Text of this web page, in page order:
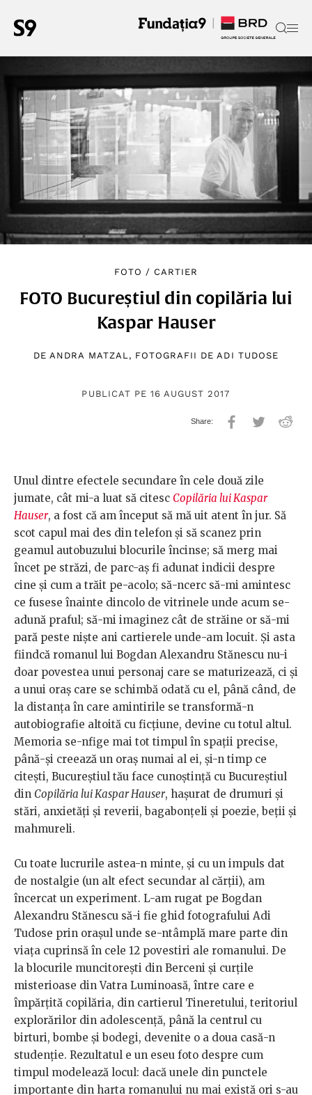
FOTO / CARTIER
FOTO Bucureștiul din copilăria lui
Kaspar Hauser
DEANDRA MATZAL, FOTOGRAFII DEADI TUDOSE
PUBLICAT PE 16 AUGUST 2017
Unul dintre efectele secundare în cele două zile
jumate, cât mi-a luat să citesc Copilăria lui Kaspar
Hauser, a fost că am început să mă uit atent în jur. Să
scot capul mai des din telefon și să scanez prin
geamul autobuzului blocurile încinse; să merg mai
încet pe străzi, de parc-aș fi adunat indicii despre
cine și cum a trăit pe-acolo; să-ncerc să-mi amintesc
ce fusese înainte dincolo de vitrinele unde acum se-
adună praful; să-mi imaginez cât de străine or să-mi
pară peste niște ani cartierele unde-am locuit. Și asta
fiindcă romanul lui Bogdan Alexandru Stănescu nu-i
doar povestea unui personaj care se maturizează, ci și
a unui oraș care se schimbă odată cu el, până când, de
la distanța în care amintirile se transformă-n
autobiografie altoită cu ficțiune, devine cu totul altul.
Memoria se-nfige mai tot timpul în spații precise,
până-și creează un oraș numai al ei, și-n timp ce
citești, Bucureștiul tău face cunoștință cu Bucureștiul
din Copilăria lui Kaspar Hauser, hașurat de drumuri și
stări, anxietăți și reverii, bagabonțeli și poezie, beții și
mahmureli.
Cu toate lucrurile astea-n minte, și cu un impuls dat
de nostalgie (un alt efect secundar al cărții), am
încercat un experiment. L-am rugat pe Bogdan
Alexandru Stănescu să-i fie ghid fotografului Adi
Tudose prin orașul unde se-ntâmplă mare parte din
viața cuprinsă în cele 12 povestiri ale romanului. De
la blocurile muncitorești din Berceni și curțile
misterioase din Vatra Luminoasă, între care e
împărțită copilăria, din cartierul Tineretului, teritoriul
explorărilor din adolescență, până la centrul cu
birturi, bombe și bodegi, devenite o a doua casă-n
studenție. Rezultatul e un eseu foto despre cum
timpul modelează locul: dacă unele din punctele
importante din harta romanului nu mai există ori s-au